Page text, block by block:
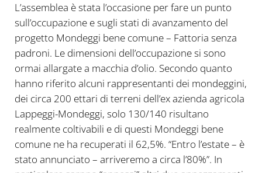
L’assemblea è stata l’occasione per fare un punto
sull’occupazione e sugli stati di avanzamento del
progetto Mondeggi bene comune – Fattoria senza
padroni. Le dimensioni dell’occupazione si sono
ormai allargate a macchia d’olio. Secondo quanto
hanno riferito alcuni rappresentanti dei mondeggini,
dei circa 200 ettari di terreni dell’ex azienda agricola
Lappeggi-Mondeggi, solo 130/140 risultano
realmente coltivabili e di questi Mondeggi bene
comune ne ha recuperati il 62,5%. “Entro l’estate – è
stato annunciato – arriveremo a circa l’80%”. In